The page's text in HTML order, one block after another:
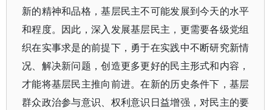
新的精神和品格，基层民主不可能发展到今天的水平
和程度。因此，深入发展基层民主，更需要各级党组
织在实事求是的前提下，勇于在实践中不断研究新情
况、解决新问题，创造更多更好的民主形式和内容，
才能将基层民主推向前进。在新的历史条件下，基层
群众政治参与意识、权利意识日益增强，对民主的要